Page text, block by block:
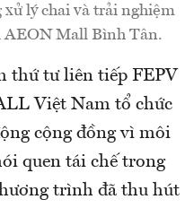
xử lý chai và trải nghiệm
AEON Mall Bình Tân.
thứ tư liên tiếp FEPV
Việt Nam tổ chức
cộng đồng vì môi
quen tái chế trong
trình đã thu hút